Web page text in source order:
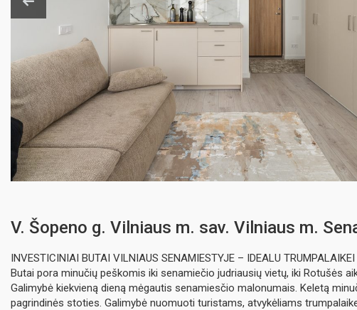
V. Šopeno g. Vilniaus m. sav. Vilniaus m.
INVESTICINIAI BUTAI VILNIAUS SENAMIESTYJE – IDEALU
Butai pora minučių peškomis iki senamiečio judriausių vietų, iki Rotušės
Galimybė kiekvieną dieną mėgautis senamiesčio malonumais. Keletą
pagrindinės stoties. Galimybė nuomuoti turistams, atvykėliams